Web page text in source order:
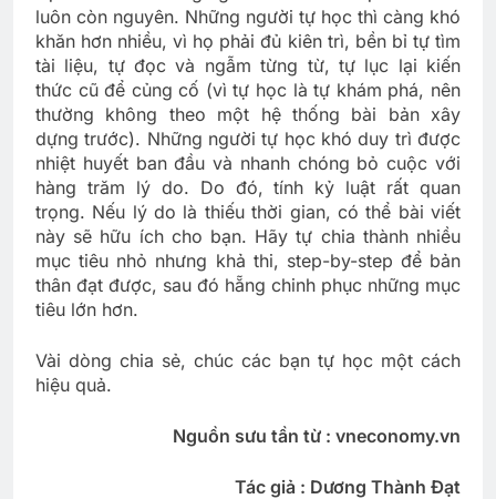
luôn còn nguyên. Những người tự học thì càng khó
khăn hơn nhiều, vì họ phải đủ kiên trì, bền bỉ tự tìm
tài liệu, tự đọc và ngẫm từng từ, tự lục lại kiến
thức cũ để củng cố (vì tự học là tự khám phá, nên
thường không theo một hệ thống bài bản xây
dựng trước). Những người tự học khó duy trì được
nhiệt huyết ban đầu và nhanh chóng bỏ cuộc với
hàng trăm lý do. Do đó, tính kỷ luật rất quan
trọng. Nếu lý do là thiếu thời gian, có thể bài viết
này sẽ hữu ích cho bạn. Hãy tự chia thành nhiều
mục tiêu nhỏ nhưng khả thi, step-by-step để bản
thân đạt được, sau đó hẵng chinh phục những mục
tiêu lớn hơn.
Vài dòng chia sẻ, chúc các bạn tự học một cách
hiệu quả.
Nguồn sưu tần từ : vneconomy.vn
Tác giả : Dương Thành Đạt